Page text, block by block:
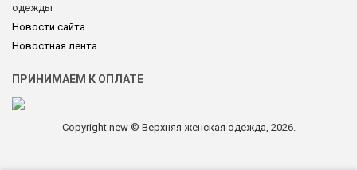
одежды
Новости сайта
Новостная лента
ПРИНИМАЕМ К ОПЛАТЕ
Copyright new © Верхняя женская одежда, 2026.